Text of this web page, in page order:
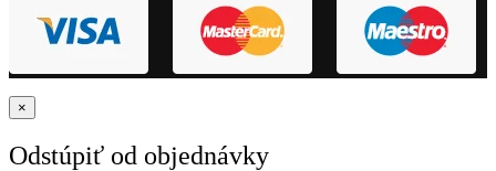
×
Odstúpiť od objednávky